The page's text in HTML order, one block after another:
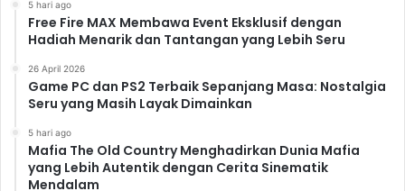
5 hari ago
Free Fire MAX Membawa Event Eksklusif dengan
Hadiah Menarik dan Tantangan yang Lebih Seru
26 April 2026
Game PC dan PS2 Terbaik Sepanjang Masa: Nostalgia
Seru yang Masih Layak Dimainkan
5 hari ago
Mafia The Old Country Menghadirkan Dunia Mafia
yang Lebih Autentik dengan Cerita Sinematik
Mendalam